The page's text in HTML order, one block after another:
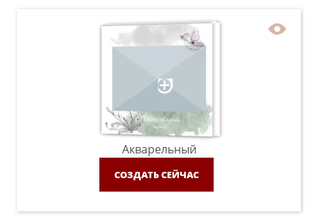
Акварельный
СОЗДАТЬ СЕЙЧАС